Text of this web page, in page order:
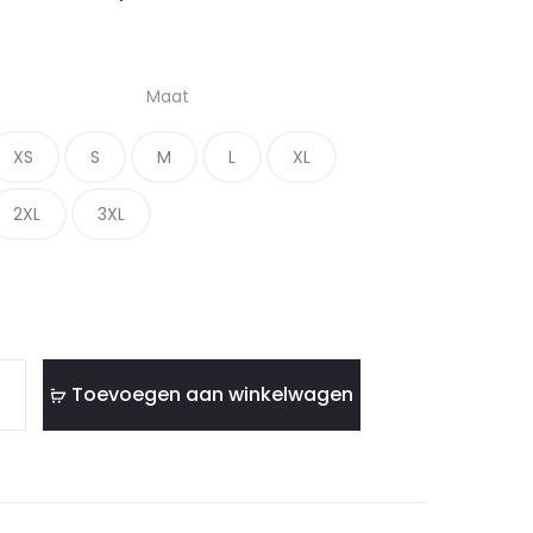
Maat
XS S M L XL
2XL 3XL
Toevoegen aan winkelwagen